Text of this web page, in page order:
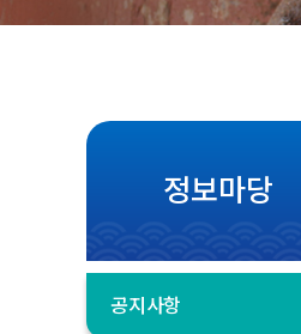
정보마당
공지사항